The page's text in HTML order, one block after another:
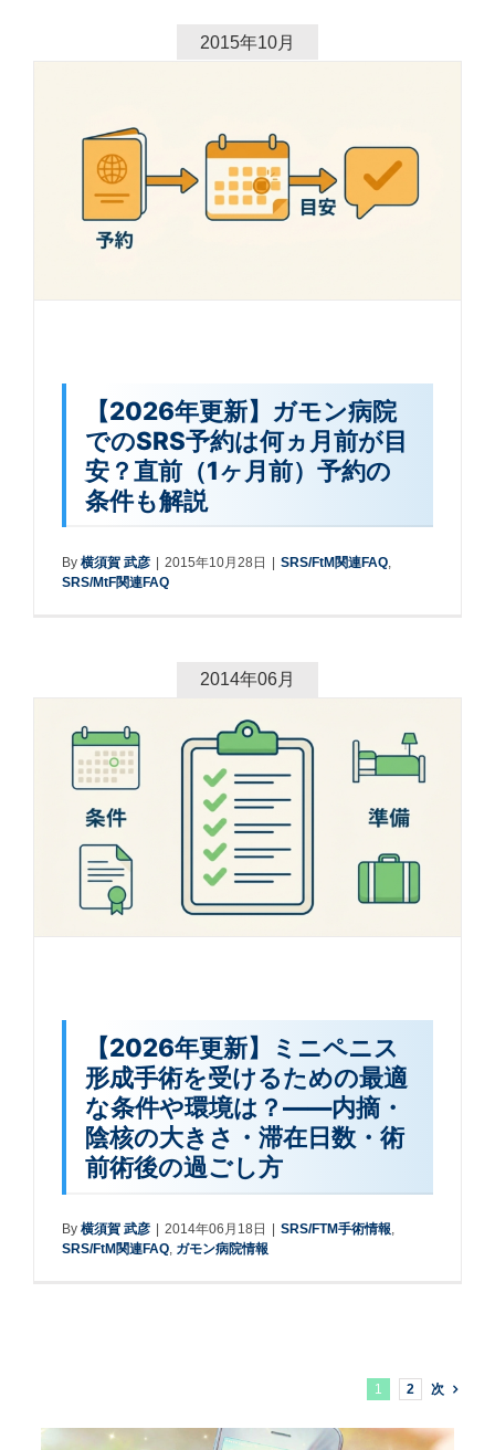
2015年10月
【2026年更新】ガモン病院
でのSRS予約は何ヵ月前が目
安？直前（1ヶ月前）予約の
条件も解説
By 横須賀 武彦 | 2015年10月28日 | SRS/FtM関連FAQ,
SRS/MtF関連FAQ
2014年06月
【2026年更新】ミニペニス
形成手術を受けるための最適
な条件や環境は？――内摘・
陰核の大きさ・滞在日数・術
前術後の過ごし方
By 横須賀 武彦 2014年06月18日 SRS/FTM手術情報,
SRS/FtM関連FAQ, ガモン病院情報
1 2 次